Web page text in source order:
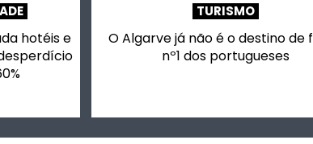
hotéis e
O Algarve já não é o destino de
nº1 dos portugueses
TURISMO